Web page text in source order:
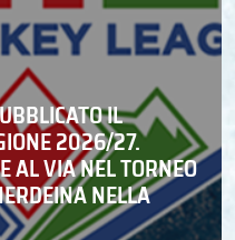
IL
2026/27.
AL VIA NEL TORNEO
NELLA